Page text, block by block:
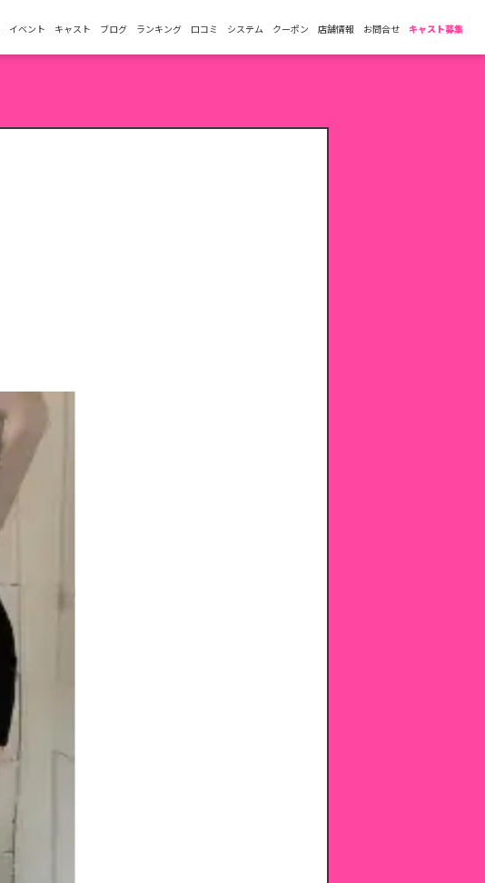
イベント キャスト ブログ ランキング 口コミ システム クーポン 店舗情報 お問合せ キャスト募集